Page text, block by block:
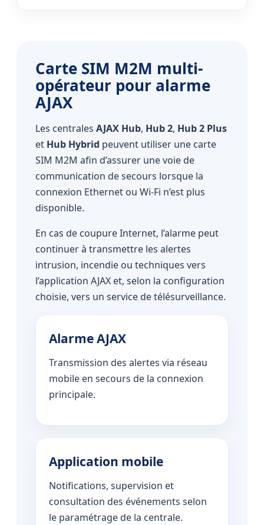
Carte SIM M2M multi-
opérateur pour alarme
AJAX
Les centrales AJAX Hub, Hub 2, Hub 2 Plus
et Hub Hybrid peuvent utiliser une carte
SIM M2M afin d’assurer une voie de
communication de secours lorsque la
connexion Ethernet ou Wi-Fi n’est plus
disponible.
En cas de coupure Internet, l’alarme peut
continuer à transmettre les alertes
intrusion, incendie ou techniques vers
l’application AJAX et, selon la configuration
choisie, vers un service de télésurveillance.
Alarme AJAX
Transmission des alertes via réseau
mobile en secours de la connexion
principale.
Application mobile
Notifications, supervision et
consultation des événements selon
le paramétrage de la centrale.